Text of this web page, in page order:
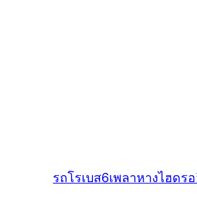
รถโรเบส6เพลาหางไฮดร